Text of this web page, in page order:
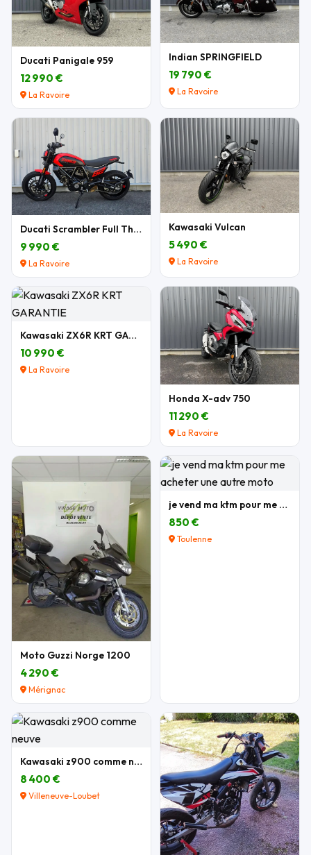
Ducati Panigale 959
12 990 €
La Ravoire
Indian SPRINGFIELD
19 790 €
La Ravoire
Ducati Scrambler Full Throttle 803 cm3
9 990 €
La Ravoire
Kawasaki Vulcan
5 490 €
La Ravoire
Kawasaki ZX6R KRT GARANTIE
10 990 €
La Ravoire
Honda X-adv 750
11 290 €
La Ravoire
Moto Guzzi Norge 1200
4 290 €
Mérignac
je vend ma ktm pour me acheter une autre moto
850 €
Toulenne
Kawasaki z900 comme neuve
8 400 €
Villeneuve-Loubet